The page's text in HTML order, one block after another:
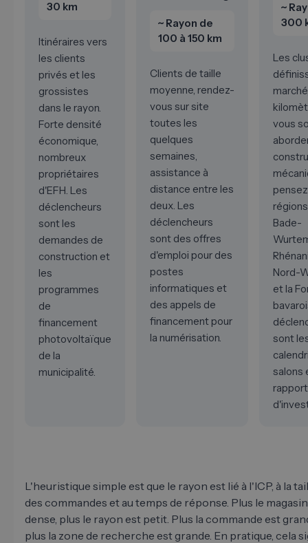
30 km
Itinéraires vers
les clients
privés et les
grossistes
dans le rayon.
Forte densité
économique,
nombreux
propriétaires
d'EFH. Les
déclencheurs
sont les
demandes de
construction et
les
programmes
de
financement
photovoltaïque
de la
municipalité.
~ Rayon de
100 à 150 km
Clients de taille
moyenne, rendez-
vous sur site
toutes les
quelques
semaines,
assistance à
distance entre les
deux. Les
déclencheurs
sont des offres
d'emploi pour des
postes
informatiques et
des appels de
financement pour
la numérisation.
~
300
Les
vous
Bade-
Nord-
et la
sont
salons
L'heuristique simple est que le rayon est lié à l'ICP, à la
des commandes et au temps de réponse. Plus le
dense, plus le rayon est petit. Plus la commande est
plus la zone de recherche est grande. En pratique, cela